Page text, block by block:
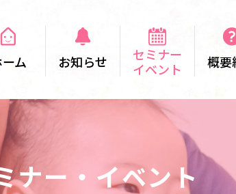
ム お知らせ
セミナー
イベント
概要
ナー・イベント